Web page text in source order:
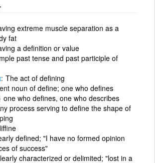
extreme muscle separation as a
fat
a definition or value
past tense and past participle of
The act of defining
noun of define; one who defines
one who defines, one who describes
process serving to define the shape of
defined; "I have no formed opinion
of success"
characterized or delimited; "lost in a